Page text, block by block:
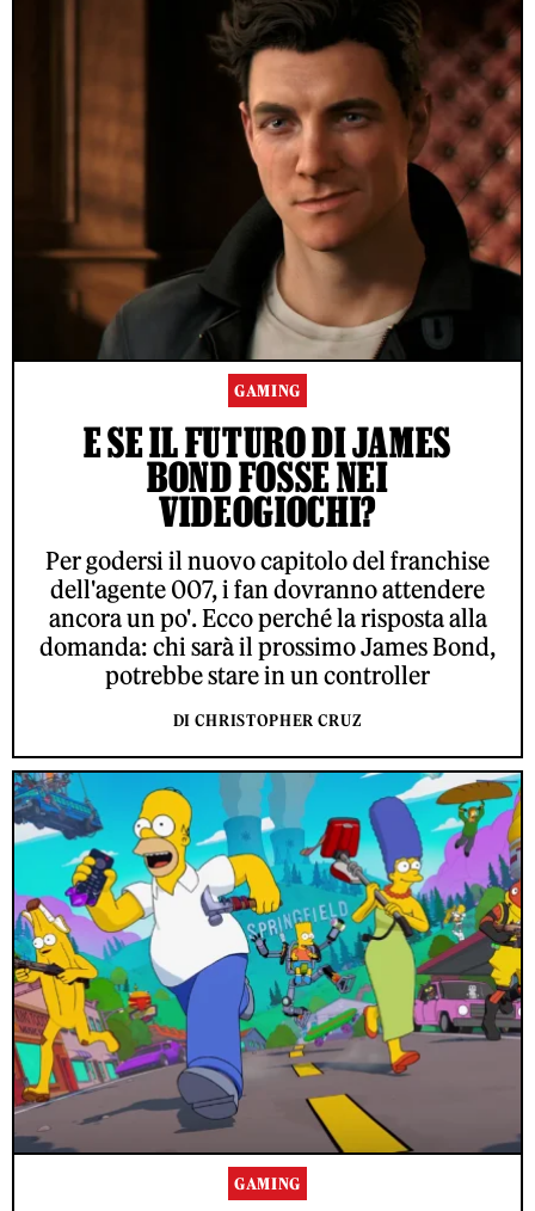
GAMING
E SE IL FUTURO DI JAMES
BOND FOSSE NEI
VIDEOGIOCHI?
Per godersi il nuovo capitolo del franchise
dell'agente 007, i fan dovranno attendere
ancora un po'. Ecco perché la risposta alla
domanda: chi sarà il prossimo James Bond,
potrebbe stare in un controller
DI CHRISTOPHER CRUZ
GAMING